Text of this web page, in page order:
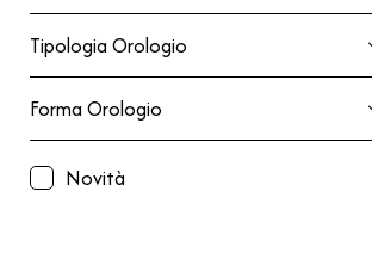
Tipologia Orologio
Tipologia Orologio
Forma Orologio
Forma Orologio
Novità